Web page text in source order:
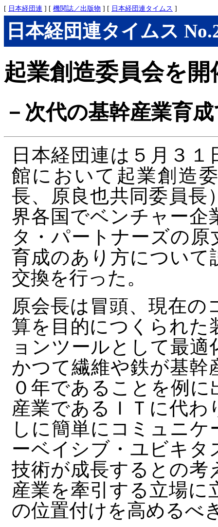
[ 日本経団連 ] [ 機関誌／出版物 ] [ 日本経団連タイムス ]
日本経団連タイムス
起業創造委員会を開
－次代の基幹産業育
日本経団連は５月３
館において起業創造
長、原良也共同委員長
界各国でベンチャー企
タ・パートナーズの
育成のあり方について
交換を行った。
原会長は冒頭、現在
算を目的につくられた
ョンツールとして最
かつて繊維や鉄が基幹
０年であることを例
産業であるＩＴに代
しに簡単にコミュニ
ーベイシブ・ユビキ
技術が成長するとの考
産業を牽引する立場
の位置付けを高めるべ